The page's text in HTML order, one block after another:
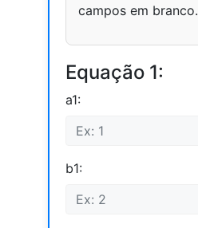
campos em branco.
Equação 1:
a1:
b1: